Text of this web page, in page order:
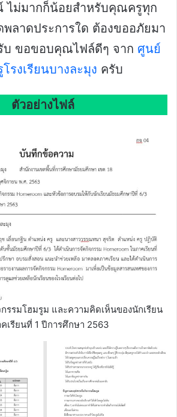
ไม่มากก็น้อยสำหรับคุณครูทุก
ลาดประการใด ต้องขออภัยมา
ขอขอบคุณไฟล์ดีๆ จาก ศูนย์
งเรียนบางละมุง ครับ
ตัวอย่างไฟล์
รรมโฮมรูม และความคิดเห็นของนักเรียน
เรียนที่ 1 ปีการศึกษา 2563